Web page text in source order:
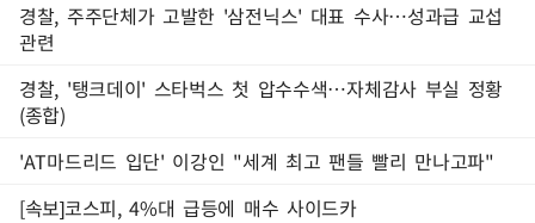
경찰, 주주단체가 고발한 '삼전닉스' 대표 수사…성과급 교섭
관련
경찰, '탱크데이' 스타벅스 첫 압수수색…자체감사 부실 정황
(종합)
'AT마드리드 입단' 이강인 "세계 최고 팬들 빨리 만나고파"
[속보]코스피, 4%대 급등에 매수 사이드카